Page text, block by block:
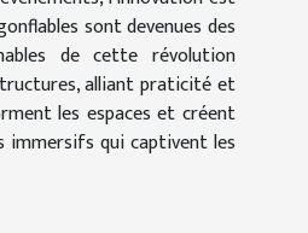
sont devenues des
de cette révolution
alliant praticité et
les espaces et créent
immersifs qui captivent les